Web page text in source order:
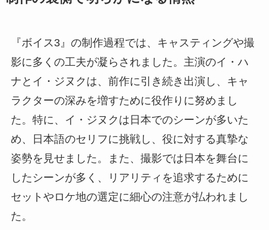
『ボイス3』の制作過程では、キャスティングや撮
影に多くの工夫が凝らされました。主演のイ・ハ
ナとイ・ジヌクは、前作に引き続き出演し、キャ
ラクターの深みを増すために役作りに努めまし
た。特に、イ・ジヌクは日本でのシーンが多いた
め、日本語のセリフに挑戦し、役に対する真摯な
姿勢を見せました。また、撮影では日本を舞台に
したシーンが多く、リアリティを追求するために
セットやロケ地の選定に細心の注意が払われまし
た。